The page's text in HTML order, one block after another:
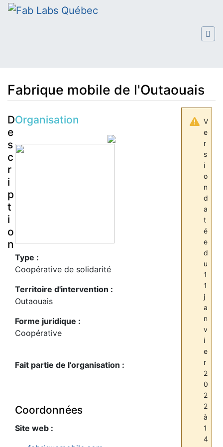
Fabrique mobile de l'Outaouais
V
e
r
s
i
o
n
d
a
t
é
e
d
u
1
1
j
a
n
v
i
e
r
2
0
2
2
à
1
4
Aller à : navigation
Organisation
Type :
Coopérative de solidarité
Territoire d'intervention :
Outaouais
Forme juridique :
Coopérative
Fait partie de l’organisation :
Coordonnées
Site web :
D
e
s
c
r
i
p
t
i
o
n